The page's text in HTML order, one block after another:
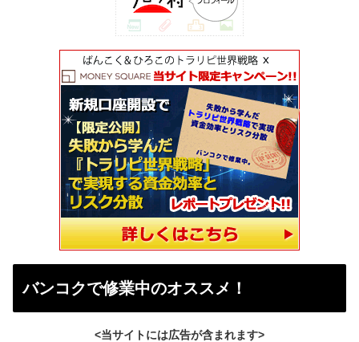
バンコクで修業中のオススメ！
<当サイトには広告が含まれます>